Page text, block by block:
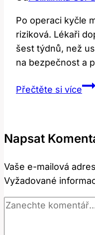
Po operaci kyčle
riziková. Lékaři
šest týdnů, než
na bezpečnost a
Přečtěte si více
je
to
Napsat
Vaše e-mailová
Vyžadované